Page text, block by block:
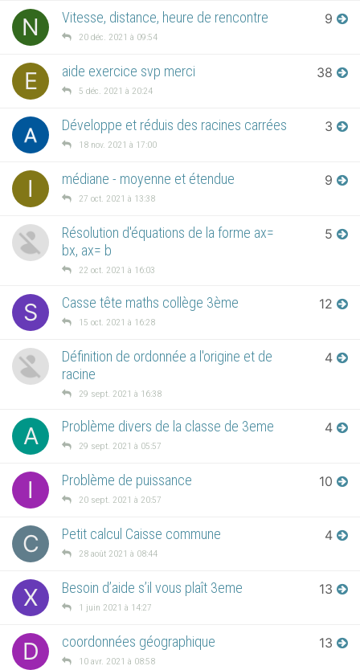
N Vitesse, distance, heure de rencontre
20 déc. 2021 à 09:54
9
E aide exercice svp merci
5 déc. 2021 à 20:24
38
Développe et réduis des racines carrées
18 nov. 2021 à 17:00
3
I médiane - moyenne et étendue
27 oct. 2021 à 13:38
9
Résolution d'équations de la forme ax=
bx, ax= b
22 oct. 2021 à 16:03
5
S Casse tête maths collège 3ème
15 oct. 2021 à 16:28
12
Définition de ordonnée a l'origine et de
racine
29 sept. 2021 à 16:38
4
A Problème divers de la classe de 3eme
29 sept. 2021 à 05:57
4
I Problème de puissance
20 sept. 2021 à 20:57
10
C Petit calcul Caisse commune
28 août 2021 à 08:44
4
X Besoin d’aide s’il vous plaît 3eme
1 juin 2021 à 14:27
13
D coordonnées géographique
10 avr. 2021 à 08:58
13